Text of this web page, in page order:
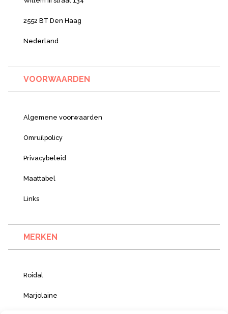
2552 BT Den Haag
Nederland
VOORWAARDEN
Algemene voorwaarden
Omruilpolicy
Privacybeleid
Maattabel
Links
MERKEN
Roidal
Marjolaine